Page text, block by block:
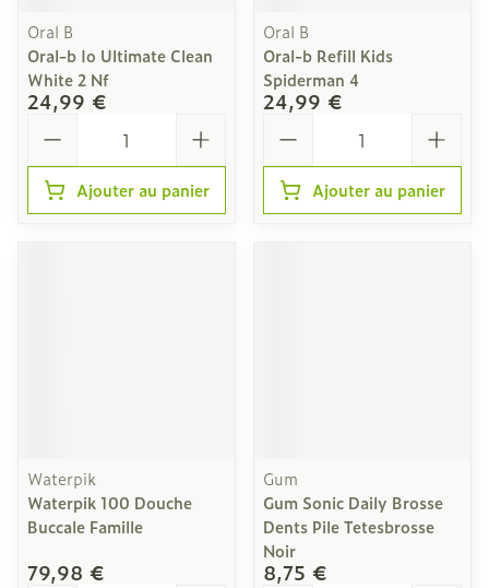
Oral B
Oral-b Io Ultimate Clean
White 2 Nf
24,99 €
Ajouter au panier
Oral B
Oral-b Refill Kids
Spiderman 4
24,99 €
Ajouter au panier
Waterpik
Waterpik 100 Douche
Buccale Famille
79,98 €
Gum
Gum Sonic Daily Brosse
Dents Pile Tetesbrosse
Noir
8,75 €